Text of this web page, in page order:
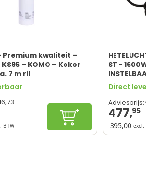
Premium kwaliteit –
– KOMO – Koker
7 m ril
73
BTW
In winkelwagen
ST -
Direct
Adviesprijs:
477,95
395,00 excl.